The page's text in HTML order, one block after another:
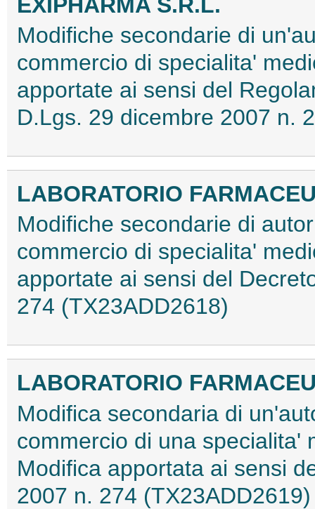
Modifiche secondarie di
commercio di specialita'
apportate ai sensi del
D.Lgs. 29 dicembre 2007 n.
LABORATORIO
Modifiche secondarie di
commercio di specialita'
apportate ai sensi del
274 (TX23ADD2618)
LABORATORIO
Modifica secondaria di
commercio di una specialita'
Modifica apportata ai sensi
2007 n. 274 (TX23ADD2619)